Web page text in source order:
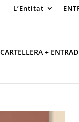
L’Entitat
CARTELLERA +